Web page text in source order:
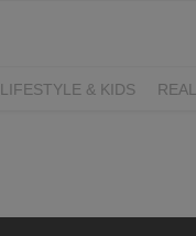
LIFESTYLE & KIDS